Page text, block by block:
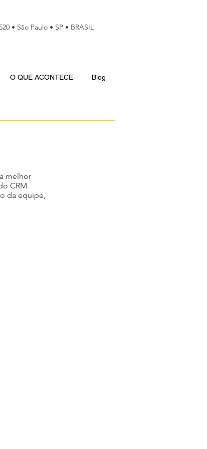
• São Paulo • SP • BRASIL
O QUE ACONTECE Blog
melhor
CRM
da equipe,